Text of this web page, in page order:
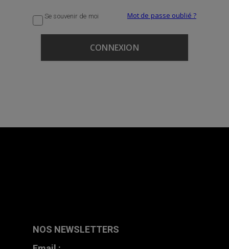
Se souvenir de moi Mot de passe oublié ?
NOS NEWSLETTERS